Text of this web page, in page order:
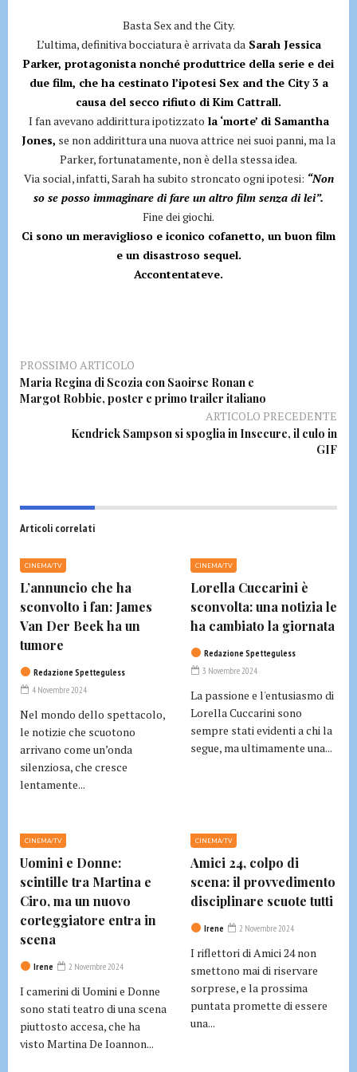
Basta Sex and the City.
L’ultima, definitiva bocciatura è arrivata daSarah Jessica
Parker, protagonista nonché produttrice della serie e dei
due film, che ha cestinato l’ipotesi Sex and the City 3 a
causa del secco rifiuto di Kim Cattrall.
I fan avevano addirittura ipotizzato la ‘morte’ di Samantha
Jones, se non addirittura una nuova attrice nei suoi panni, ma la
Parker, fortunatamente, non è della stessa idea.
Via social, infatti, Sarah ha subito stroncato ogni ipotesi: “Non
so se posso immaginare di fare un altro film senza di lei”.
Fine dei giochi.
Ci sono un meraviglioso e iconico cofanetto, un buon film
e un disastroso sequel.
Accontentateve.
PROSSIMO ARTICOLO
Maria Regina di Scozia con Saoirse Ronan e
Margot Robbie, poster e primo trailer italiano
ARTICOLO PRECEDENTE
Kendrick Sampson si spoglia in Insecure, il culo in
GIF
Articoli correlati
CINEMA/TV
L’annuncio che ha
sconvolto i fan: James
Van Der Beek ha un
tumore
Redazione Spetteguless
4 Novembre 2024
Nel mondo dello spettacolo,
le notizie che scuotono
arrivano come un’onda
silenziosa, che cresce
lentamente...
CINEMA/TV
Lorella Cuccarini è
sconvolta: una notizia le
ha cambiato la giornata
Redazione Spetteguless
3 Novembre 2024
La passione e l'entusiasmo di
Lorella Cuccarini sono
sempre stati evidenti a chi la
segue, ma ultimamente una...
CINEMA/TV
Uomini e Donne:
scintille tra Martina e
Ciro, ma un nuovo
corteggiatore entra in
scena
Irene 2 Novembre 2024
I camerini di Uomini e Donne
sono stati teatro di una scena
piuttosto accesa, che ha
visto Martina De Ioannon...
CINEMA/TV
Amici 24, colpo di
scena: il provvedimento
disciplinare scuote tutti
Irene 2 Novembre 2024
I riflettori di Amici 24 non
smettono mai di riservare
sorprese, e la prossima
puntata promette di essere
una...